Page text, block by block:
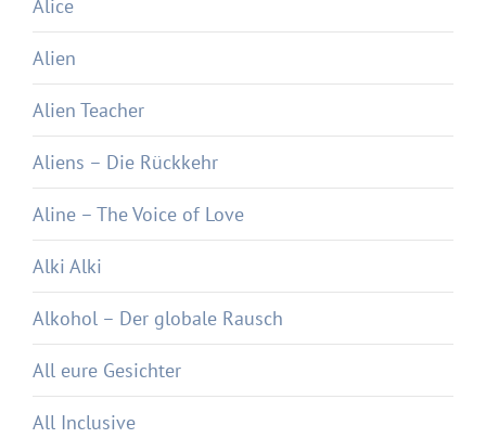
Alice
Alien
Alien Teacher
Aliens – Die Rückkehr
Aline – The Voice of Love
Alki Alki
Alkohol – Der globale Rausch
All eure Gesichter
All Inclusive